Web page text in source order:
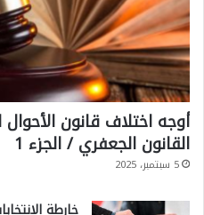
أوجه اختلاف قانون
القانون الجعفري / الجزء 1
5 سبتمبر، 2025